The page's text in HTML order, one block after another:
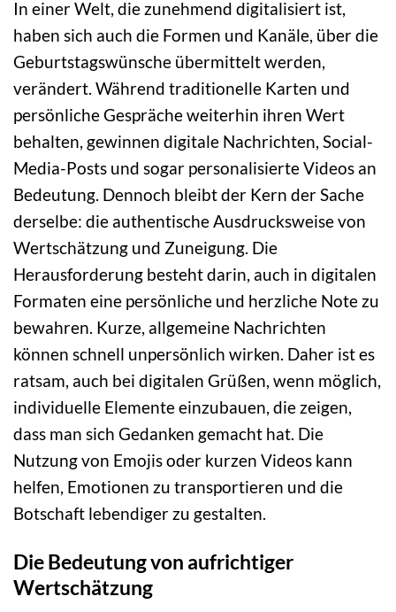
In einer Welt, die zunehmend digitalisiert ist,
haben sich auch die Formen und Kanäle, über die
Geburtstagswünsche übermittelt werden,
verändert. Während traditionelle Karten und
persönliche Gespräche weiterhin ihren Wert
behalten, gewinnen digitale Nachrichten, Social-
Media-Posts und sogar personalisierte Videos an
Bedeutung. Dennoch bleibt der Kern der Sache
derselbe: die authentische Ausdrucksweise von
Wertschätzung und Zuneigung. Die
Herausforderung besteht darin, auch in digitalen
Formaten eine persönliche und herzliche Note zu
bewahren. Kurze, allgemeine Nachrichten
können schnell unpersönlich wirken. Daher ist es
ratsam, auch bei digitalen Grüßen, wenn möglich,
individuelle Elemente einzubauen, die zeigen,
dass man sich Gedanken gemacht hat. Die
Nutzung von Emojis oder kurzen Videos kann
helfen, Emotionen zu transportieren und die
Botschaft lebendiger zu gestalten.
Die Bedeutung von aufrichtiger
Wertschätzung